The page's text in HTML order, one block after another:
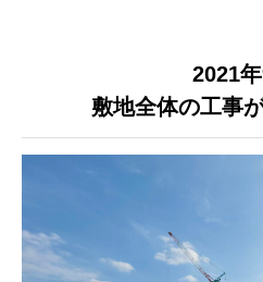
2021年
敷地全体の工事